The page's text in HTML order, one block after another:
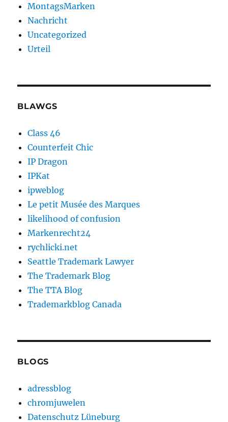
MontagsMarken
Nachricht
Uncategorized
Urteil
BLAWGS
Class 46
Counterfeit Chic
IP Dragon
IPKat
ipweblog
Le petit Musée des Marques
likelihood of confusion
Markenrecht24
rychlicki.net
Seattle Trademark Lawyer
The Trademark Blog
The TTA Blog
Trademarkblog Canada
BLOGS
adressblog
chromjuwelen
Datenschutz Lüneburg